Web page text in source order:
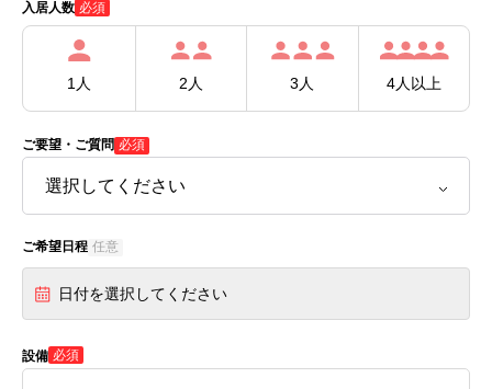
入居人数 必須
1人 2人 3人 4人以上
ご要望・ご質問 必須
ご希望日程 任意
日付を選択してください
設備 必須